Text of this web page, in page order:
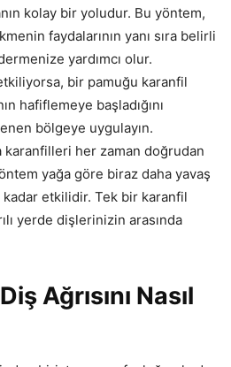
kolay bir yoludur. Bu yöntem,
faydalarının yanı sıra belirli
yardımcı olur.
bir pamuğu karanfil
hafiflemeye başladığını
bölgeye uygulayın.
karanfilleri her zaman doğrudan
yağa göre biraz daha yavaş
etkilidir. Tek bir karanfil
yerde dişlerinizin arasında
Ağrısını Nasıl